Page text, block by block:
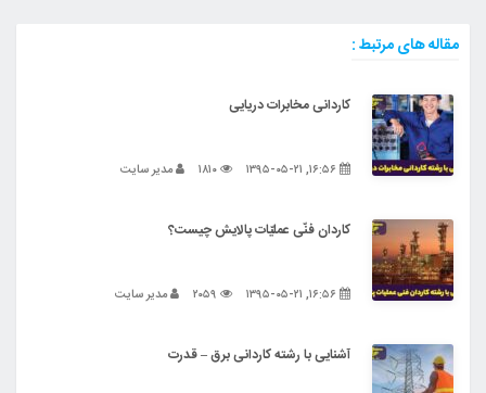
مقاله های مرتبط :
کاردانی مخابرات دریایی
مدیر سایت
کاردان فنّی عملیّات پالایش چیست؟
مدیر سایت
آشنایی با رشته کاردانی برق – قدرت